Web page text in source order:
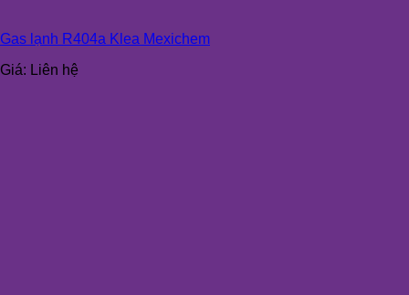
Gas lạnh R404a Klea Mexichem
Giá: Liên hệ